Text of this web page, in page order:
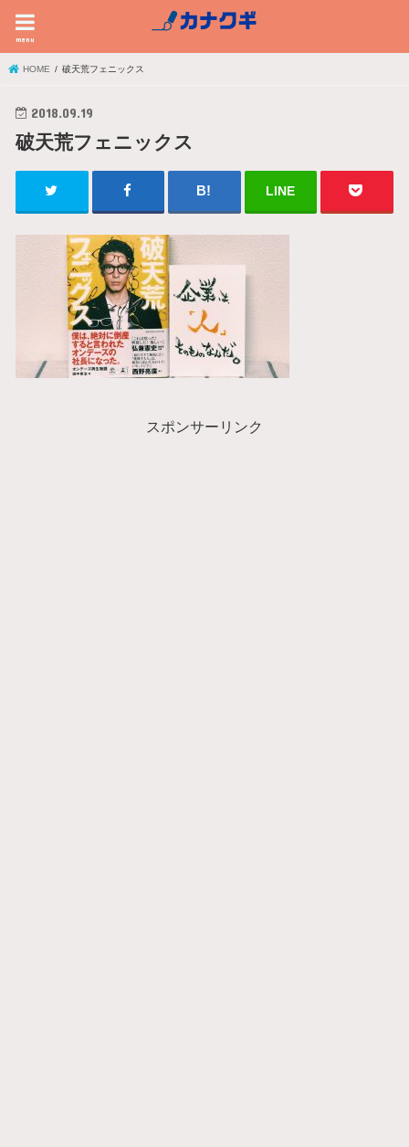
menu
HOME 破天荒フェニックス
2018.09.19
破天荒フェニックス
LINE
スポンサーリンク